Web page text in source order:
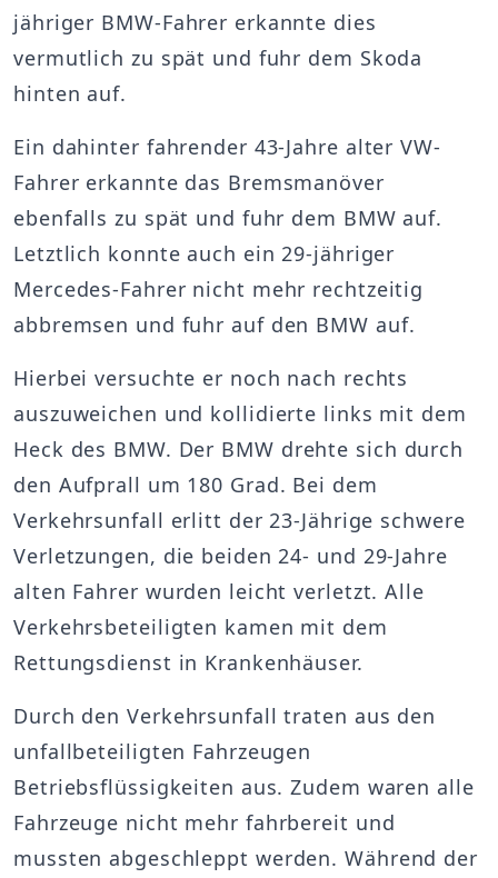
jähriger BMW-Fahrer erkannte dies
vermutlich zu spät und fuhr dem Skoda
hinten auf.
Ein dahinter fahrender 43-Jahre alter VW-
Fahrer erkannte das Bremsmanöver
ebenfalls zu spät und fuhr dem BMW auf.
Letztlich konnte auch ein 29-jähriger
Mercedes-Fahrer nicht mehr rechtzeitig
abbremsen und fuhr auf den BMW auf.
Hierbei versuchte er noch nach rechts
auszuweichen und kollidierte links mit dem
Heck des BMW. Der BMW drehte sich durch
den Aufprall um 180 Grad. Bei dem
Verkehrsunfall erlitt der 23-Jährige schwere
Verletzungen, die beiden 24- und 29-Jahre
alten Fahrer wurden leicht verletzt. Alle
Verkehrsbeteiligten kamen mit dem
Rettungsdienst in Krankenhäuser.
Durch den Verkehrsunfall traten aus den
unfallbeteiligten Fahrzeugen
Betriebsflüssigkeiten aus. Zudem waren alle
Fahrzeuge nicht mehr fahrbereit und
mussten abgeschleppt werden. Während der